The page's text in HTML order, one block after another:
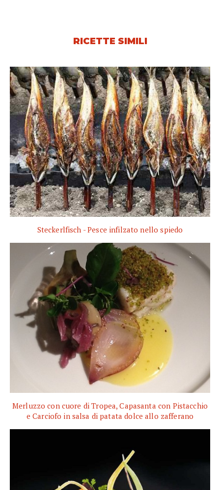
RICETTE SIMILI
Steckerlfisch - Pesce infilzato nello spiedo
Merluzzo con cuore di Tropea, Capasanta con Pistacchio
e Carciofo in salsa di patata dolce allo zafferano